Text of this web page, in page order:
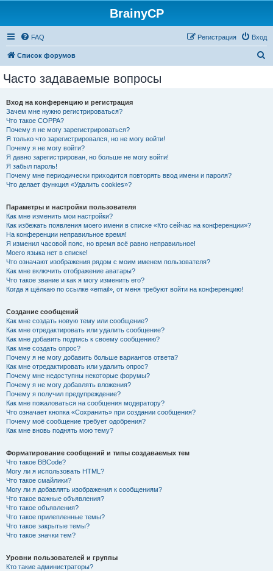
BrainyCP
FAQ Вход
Регистрация
Список форумов
Часто задаваемые вопросы
Вход на конференцию и регистрация
Зачем мне нужно регистрироваться?
Что такое COPPA?
Почему я не могу зарегистрироваться?
Я только что зарегистрировался, но не могу войти!
Почему я не могу войти?
Я давно зарегистрирован, но больше не могу войти!
Я забыл пароль!
Почему мне периодически приходится повторять ввод имени и пароля?
Что делает функция «Удалить cookies»?
Параметры и настройки пользователя
Как мне изменить мои настройки?
Как избежать появления моего имени в списке «Кто сейчас на конференции»?
На конференции неправильное время!
Я изменил часовой пояс, но время всё равно неправильное!
Моего языка нет в списке!
Что означают изображения рядом с моим именем пользователя?
Как мне включить отображение аватары?
Что такое звание и как я могу изменить его?
Когда я щёлкаю по ссылке «email», от меня требуют войти на конференцию!
Создание сообщений
Как мне создать новую тему или сообщение?
Как мне отредактировать или удалить сообщение?
Как мне добавить подпись к своему сообщению?
Как мне создать опрос?
Почему я не могу добавить больше вариантов ответа?
Как мне отредактировать или удалить опрос?
Почему мне недоступны некоторые форумы?
Почему я не могу добавлять вложения?
Почему я получил предупреждение?
Как мне пожаловаться на сообщения модератору?
Что означает кнопка «Сохранить» при создании сообщения?
Почему моё сообщение требует одобрения?
Как мне вновь поднять мою тему?
Форматирование сообщений и типы создаваемых тем
Что такое BBCode?
Могу ли я использовать HTML?
Что такое смайлики?
Могу ли я добавлять изображения к сообщениям?
Что такое важные объявления?
Что такое объявления?
Что такое прилепленные темы?
Что такое закрытые темы?
Что такое значки тем?
Уровни пользователей и группы
Кто такие администраторы?